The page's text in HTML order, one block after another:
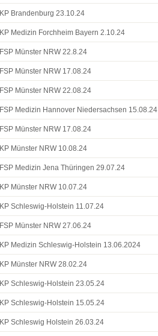
KP Brandenburg 23.10.24
KP Medizin Forchheim Bayern 2.10.24
FSP Münster NRW 22.8.24
FSP Münster NRW 17.08.24
FSP Münster NRW 22.08.24
FSP Medizin Hannover Niedersachsen 15.08.24
FSP Münster NRW 17.08.24
KP Münster NRW 10.08.24
FSP Medizin Jena Thüringen 29.07.24
KP Münster NRW 10.07.24
KP Schleswig-Holstein 11.07.24
FSP Münster NRW 27.06.24
KP Medizin Schleswig-Holstein 13.06.2024
KP Münster NRW 28.02.24
KP Schleswig-Holstein 23.05.24
KP Schleswig-Holstein 15.05.24
KP Schleswig Holstein 26.03.24